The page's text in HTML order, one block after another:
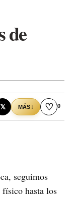
de
𝕏 MÁS↓ ♡ 0
seguimos
hasta los